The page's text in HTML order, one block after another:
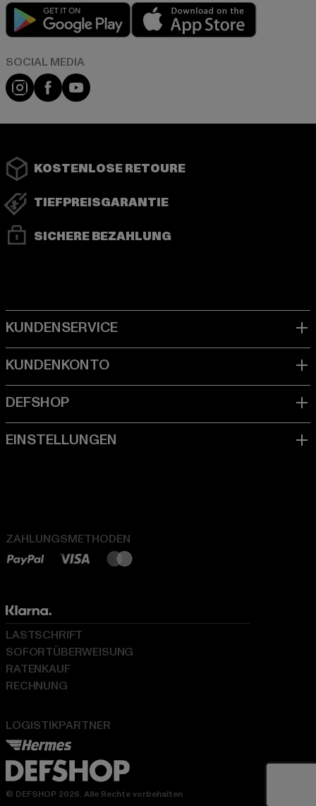
Play market
Instagram
FacebookYouTube
KOSTENLOSE RETOURE
TIEFPREISGARANTIE
SICHERE BEZAHLUNG
ZAHLUNGSMETHODEN
LOGISTIKPARTNER
LASTSCHRIFT
SOFORTÜBERWEISUNG
RATENKAUF
RECHNUNG
© DEFSHOP 2026. Alle Rechte vorbehalten